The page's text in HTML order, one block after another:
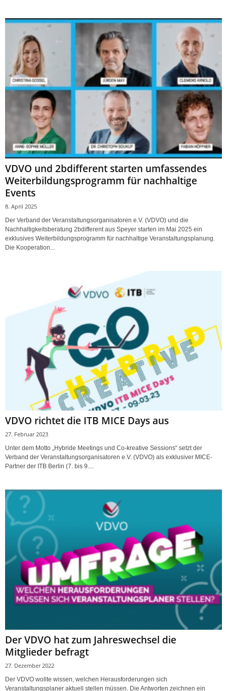
VDVO und 2bdifferent starten umfassendes
Weiterbildungsprogramm für nachhaltige
Events
8. April 2025
Der Verband der Veranstaltungsorganisatoren e.V. (VDVO) und die
Nachhaltigkeitsberatung 2bdifferent aus Speyer starten im Mai 2025 ein
exklusives Weiterbildungsprogramm für nachhaltige Veranstaltungsplanung.
Die Kooperation...
VDVO richtet die ITB MICE Days aus
27. Februar 2023
Unter dem Motto „Hybride Meetings und Co-kreative Sessions“ setzt der
Verband der Veranstaltungsorganisatoren e.V. (VDVO) als exklusiver MICE-
Partner der ITB Berlin (7. bis 9....
Der VDVO hat zum Jahreswechsel die
Mitglieder befragt
27. Dezember 2022
Der VDVO wollte wissen, welchen Herausforderungen sich
Veranstaltungsplaner aktuell stellen müssen. Die Antworten zeichnen ein